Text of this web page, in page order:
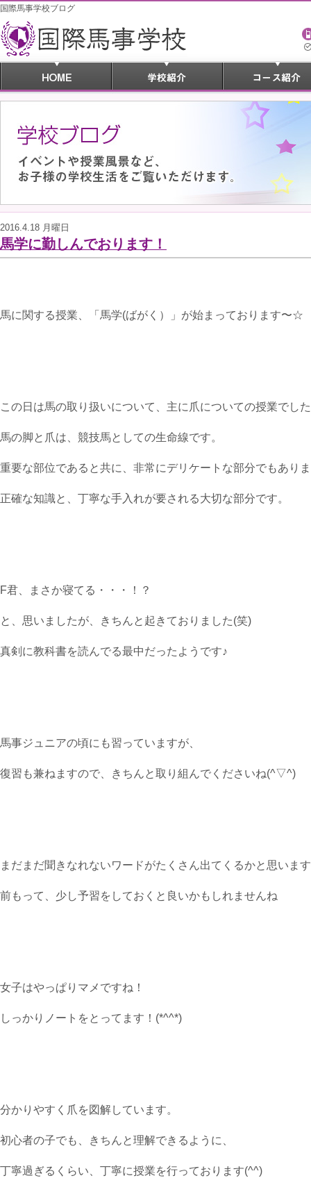
国際馬事学校ブログ
2016.4.18 月曜日
馬学に勤しんでおります！
馬に関する授業、「馬学(ばがく）」が始まっております〜☆
この日は馬の取り扱いについて、主に爪についての授業でし
馬の脚と爪は、競技馬としての生命線です。
重要な部位であると共に、非常にデリケートな部分でもあり
正確な知識と、丁寧な手入れが要される大切な部分です。
F君、まさか寝てる・・・！？
と、思いましたが、きちんと起きておりました(笑)
真剣に教科書を読んでる最中だったようです♪
馬事ジュニアの頃にも習っていますが、
復習も兼ねますので、きちんと取り組んでくださいね(^▽^)
まだまだ聞きなれないワードがたくさん出てくるかと思いま
前もって、少し予習をしておくと良いかもしれませんね
女子はやっぱりマメですね！
しっかりノートをとってます！(*^^*)
分かりやすく爪を図解しています。
初心者の子でも、きちんと理解できるように、
丁寧過ぎるくらい、丁寧に授業を行っております(^^)